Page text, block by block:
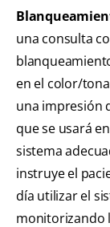
una consulta
en el color/
una impresión
que se usará
sistema
instruye el
día utilizar el
monitorizando